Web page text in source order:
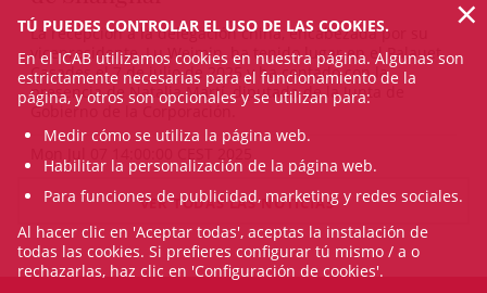
La recepción a la delegación china, encabezada por su
vicepresidente, Lu Weimin, ha tenido lugar en el Palauet
Casades el 7 de julio de 2025 y ha contado con la
presencia de Natalia Martí, diputada de la Junta de
Gobierno de la Corporación.
VER TODAS LAS NOTICIAS
TÚ PUEDES CONTROLAR EL USO DE LAS COOKIES.
En el ICAB utilizamos cookies en nuestra página. Algunas son
estrictamente necesarias para el funcionamiento de la
página, y otros son opcionales y se utilizan para:
Medir cómo se utiliza la página web.
Habilitar la personalización de la página web.
Para funciones de publicidad, marketing y redes sociales.
Al hacer clic en 'Aceptar todas', aceptas la instalación de
todas las cookies. Si prefieres configurar tú mismo / a o
rechazarlas, haz clic en 'Configuración de cookies'.
×